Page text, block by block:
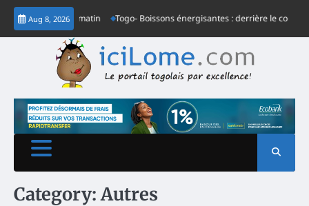
Skip
content
Aug 8, 2026
à Lomé ce matin Togo- Boissons énergisantes : derrière le
Category:Autres